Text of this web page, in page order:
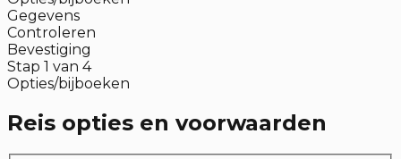
Gegevens
Controleren
Bevestiging
Stap 1 van 4
Opties/bijboeken
Reis opties en voorwaarden